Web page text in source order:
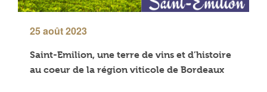
25 août 2023
Saint-Emilion, une terre de vins et d’histoire
au coeur de la région viticole de Bordeaux